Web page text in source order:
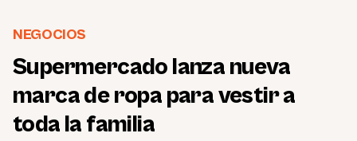
NEGOCIOS
Supermercado lanza nueva
marca de ropa para vestir a
toda la familia